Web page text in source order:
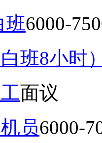
班6000-
班8小时
面议
员6000-